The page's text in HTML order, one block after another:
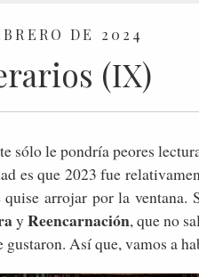
DE 2024
(IX)
sólo le pondría peores
es que 2023 fue
arrojar por la ventana.
yReencarnación, que no
Así que, vamos a